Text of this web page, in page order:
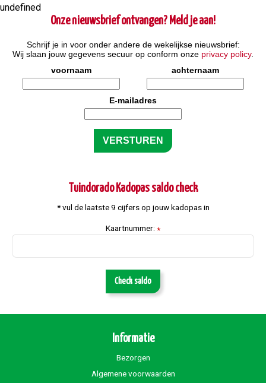
undefined
Onze nieuwsbrief ontvangen? Meld je aan!
Schrijf je in voor onder andere de wekelijkse nieuwsbrief:
Wij slaan jouw gegevens secuur op conform onze privacy policy.
voornaam
achternaam
E-mailadres
Tuindorado Kadopas saldo check
* vul de laatste 9 cijfers op jouw kadopas in
Kaartnummer: *
Check saldo
Informatie
Bezorgen
Algemene voorwaarden